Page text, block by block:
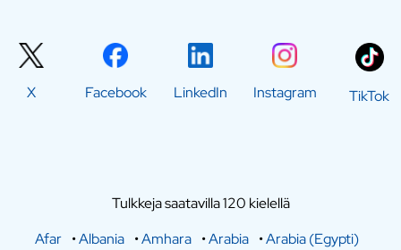
X Facebook LinkedIn Instagram TikTok
Tulkkeja saatavilla 120 kielellä
Afar •Albania •Amhara •Arabia •Arabia (Egypti)